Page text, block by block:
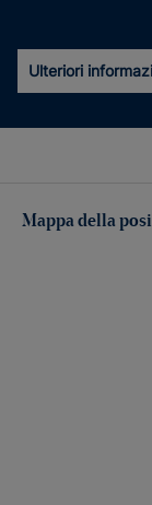
Ulteriori
Mappa della